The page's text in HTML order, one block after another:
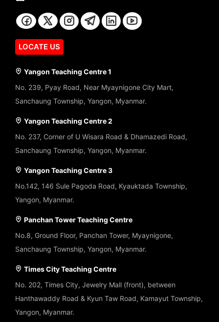
LOCATE US
Yangon Teaching Centre 1
No. 239, Pyay Road, Near Myaynigone City Mart,
Sanchaung Township, Yangon, Myanmar.
Yangon Teaching Centre 2
No. 237, Corner of U Wisara Road & Dhamazedi Road,
Sanchaung Township, Yangon, Myanmar.
Yangon Teaching Centre 3
No.142, 146 Sule Pagoda Road, Kyauktada Township,
Yangon, Myanmar.
Panchan Tower Teaching Centre
No.8, Ground Floor, Panchan Tower, Myaynigone,
Sanchaung Township, Yangon, Myanmar.
Times City Teaching Centre
No. 202, Times City, Jewelry Mall (front), between
Hanthawaddy Road & Kyun Taw Road, Kamayut Township,
Yangon, Myanmar.